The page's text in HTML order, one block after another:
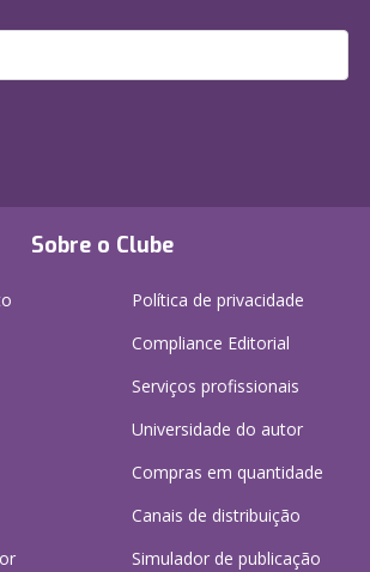
Sobre o Clube
Política de privacidade
Compliance Editorial
Serviços profissionais
Universidade do autor
Compras em quantidade
Canais de distribuição
Simulador de publicação